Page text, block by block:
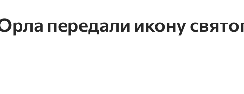
передали икону